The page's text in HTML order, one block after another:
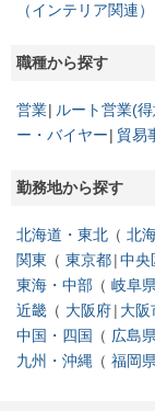
（インテリア関連）
職種から探す
営業 ルート営業(
ー・バイヤー
貿易
勤務地から探す
北海道・東北 北
関東
東京都 中央
東海・中部
岐阜県
近畿
大阪府 大阪
中国・四国
広島県
九州・沖縄
福岡県